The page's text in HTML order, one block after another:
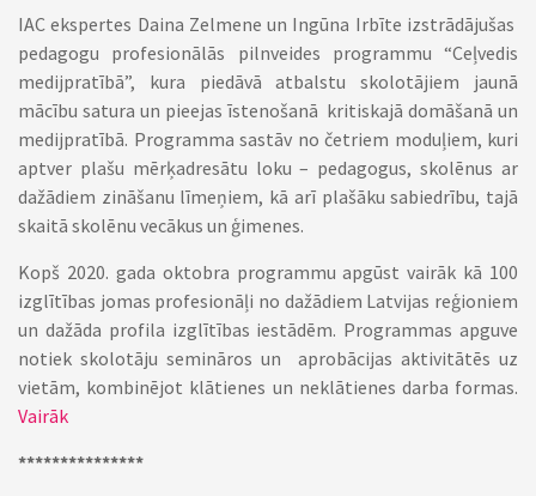
IAC ekspertes Daina Zelmene un Ingūna Irbīte izstrādājušas
pedagogu profesionālās pilnveides programmu “Ceļvedis
medijpratībā”, kura piedāvā atbalstu skolotājiem jaunā
mācību satura un pieejas īstenošanā kritiskajā domāšanā un
medijpratībā. Programma sastāv no četriem moduļiem, kuri
aptver plašu mērķadresātu loku – pedagogus, skolēnus ar
dažādiem zināšanu līmeņiem, kā arī plašāku sabiedrību, tajā
skaitā skolēnu vecākus un ģimenes.
Kopš 2020. gada oktobra programmu apgūst vairāk kā 100
izglītības jomas profesionāļi no dažādiem Latvijas reģioniem
un dažāda profila izglītības iestādēm. Programmas apguve
notiek skolotāju semināros un aprobācijas aktivitātēs uz
vietām, kombinējot klātienes un neklātienes darba formas.
Vairāk
***************